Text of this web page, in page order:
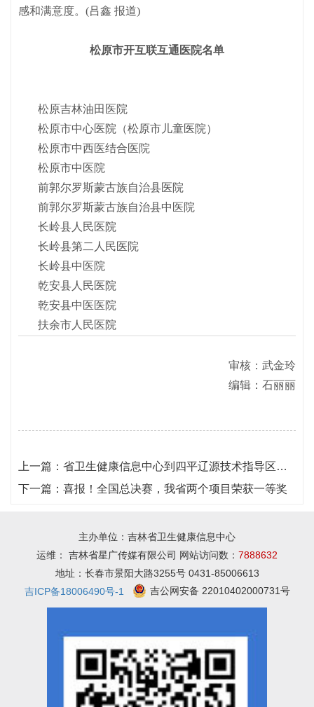
感和满意度。 (吕鑫 报道)
松原市开互联互通医院名单
松原吉林油田医院
松原市中心医院（松原市儿童医院）
松原市中西医结合医院
松原市中医院
前郭尔罗斯蒙古族自治县医院
前郭尔罗斯蒙古族自治县中医院
长岭县人民医院
长岭县第二人民医院
长岭县中医院
乾安县人民医院
乾安县中医医院
扶余市人民医院
审核：武金玲
编辑：石丽丽
上一篇： 省卫生健康信息中心到四平辽源技术指导区域互联互通和电子病历应用工作
下一篇： 喜报！全国总决赛，我省两个项目荣获一等奖
主办单位：吉林省卫生健康信息中心
运维： 吉林省星广传媒有限公司 网站访问数： 7888632
地址：长春市景阳大路3255号 0431-85006613
吉ICP备18006490号-1
吉公网安备 22010402000731号